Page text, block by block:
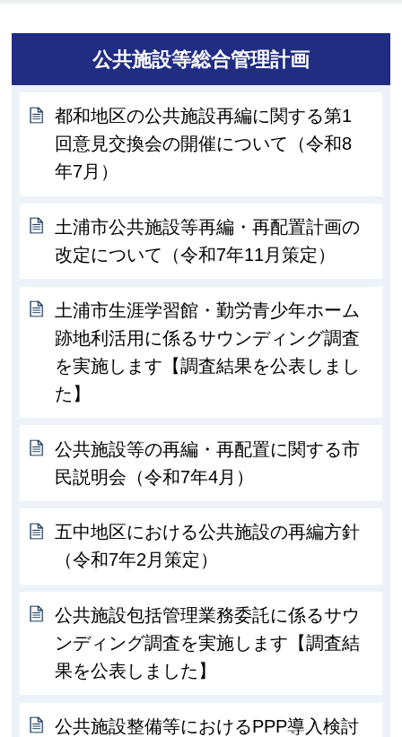
公共施設等総合管理計画
都和地区の公共施設再編に関する第1
回意見交換会の開催について（令和8
年7月）
土浦市公共施設等再編・再配置計画の
改定について（令和7年11月策定）
土浦市生涯学習館・勤労青少年ホーム
跡地利活用に係るサウンディング調査
を実施します【調査結果を公表しまし
た】
公共施設等の再編・再配置に関する市
民説明会（令和7年4月）
五中地区における公共施設の再編方針
（令和7年2月策定）
公共施設包括管理業務委託に係るサウ
ンディング調査を実施します【調査結
果を公表しました】
公共施設整備等におけるPPP導入検討